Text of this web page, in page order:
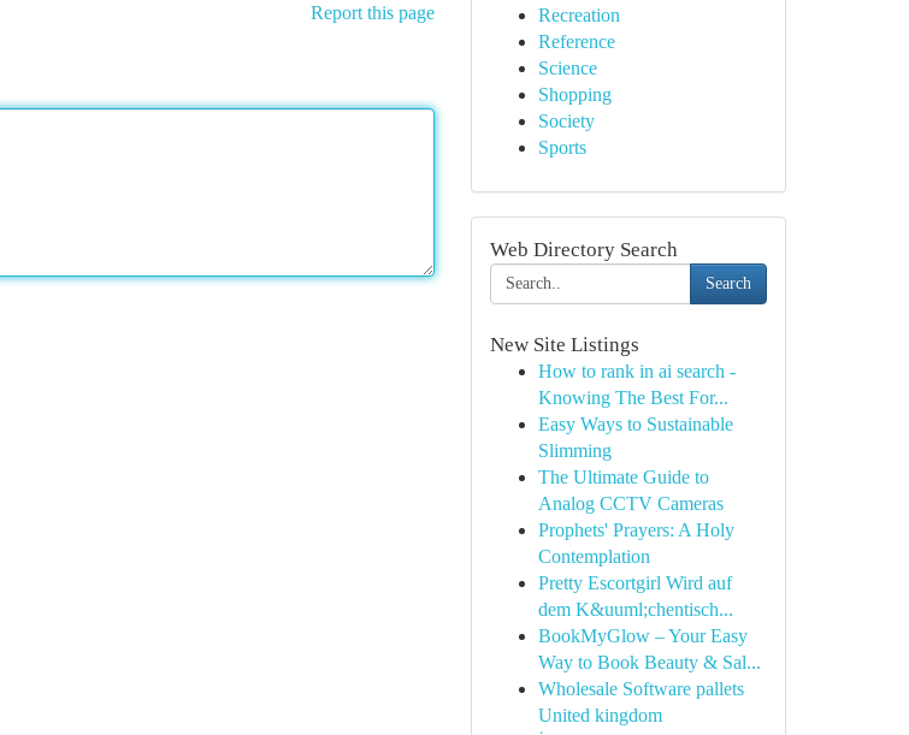
Report this page
Recreation
Reference
Science
Shopping
Society
Sports
Web Directory Search
Search
New Site Listings
How to rank in ai search -
Knowing The Best For...
Easy Ways to Sustainable
Slimming
The Ultimate Guide to
Analog CCTV Cameras
Prophets' Prayers: A Holy
Contemplation
Pretty Escortgirl Wird auf
dem K&uuml;chentisch...
BookMyGlow – Your Easy
Way to Book Beauty & Sal...
Wholesale Software pallets
United kingdom